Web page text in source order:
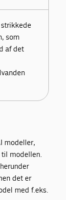
som
af det
modeller,
modellen.
det er
med f.eks.